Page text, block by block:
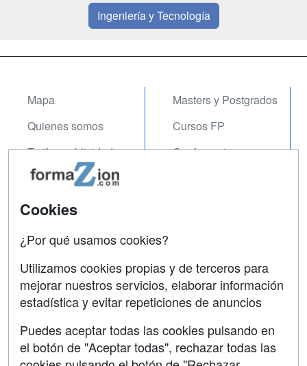
Ingeniería y Tecnología
Mapa
Quienes somos
Tarifas publicidad
Acceso Usuarios
Acceso Centros
Masters y Postgrados
Cursos FP
Conferencias
Contactar
Confidencialidad
Aviso legal
Copyleft
Cookies
¿Por qué usamos cookies?
Utilizamos cookies propias y de terceros para
mejorar nuestros servicios, elaborar información
estadística y evitar repeticiones de anuncios
Puedes aceptar todas las cookies pulsando en
el botón de "Aceptar todas", rechazar todas las